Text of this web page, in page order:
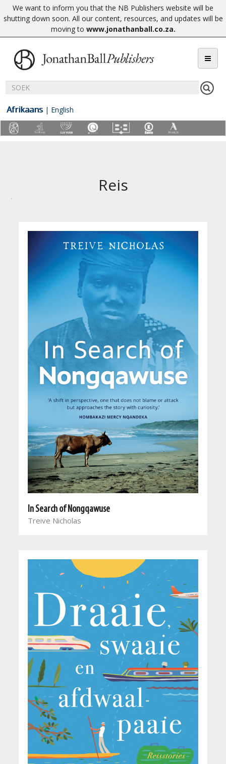
We want to inform you that the NB Publishers website will be
shutting down soon. All our content, resources, and updates will be
moving to www.jonathanball.co.za.
Afrikaans | English
Reis
In Search of Nongqawuse
Treive Nicholas